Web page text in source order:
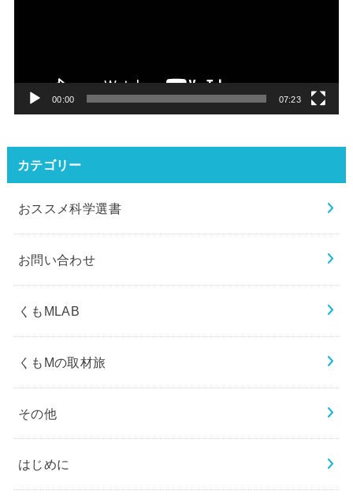
00:00 07:23
カテゴリー
おススメ科学選書
お問い合わせ
くもMLAB
くもMの取材旅
その他
はじめに